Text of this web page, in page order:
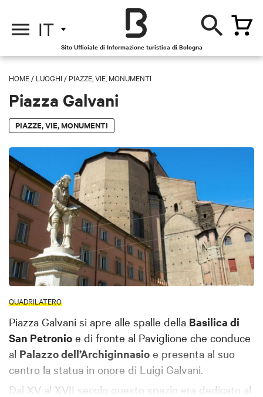
IT
Sito Ufficiale di Informazione turistica di Bologna
HOME / LUOGHI / PIAZZE, VIE, MONUMENTI
Piazza Galvani
PIAZZE, VIE, MONUMENTI
QUADRILATERO
Piazza Galvani si apre alle spalle della Basilica di
San Petronio e di fronte al Paviglione che conduce
al Palazzo dell’Archiginnasio e presenta al suo
centro la statua in onore di Luigi Galvani.
Dal XV al XVII secolo questo spazio era dedicato al